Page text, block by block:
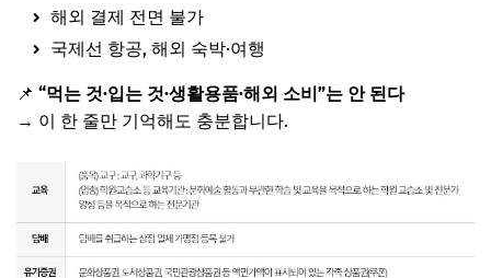
해외 결제 전면 불가
국제선 항공, 해외 숙박·여행
📌 “먹는 것·입는 것·생활용품·해외 소비”는 안 된다
→ 이 한 줄만 기억해도 충분합니다.